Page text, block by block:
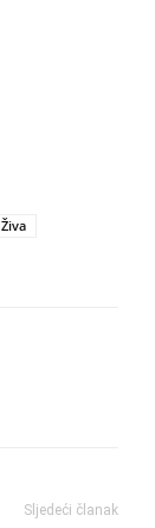
Sljedeći članak